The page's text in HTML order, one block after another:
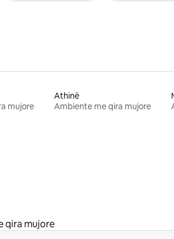
mujore
Athinë
Ambiente me qira mujore
qira mujore